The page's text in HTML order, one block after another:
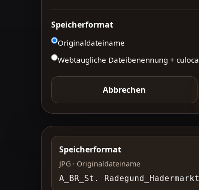
Speicherformat
Originaldateiname
Webtaugliche Dateibenennung +
Abbrechen
Speicherformat
JPG · Originaldateiname
A_BR_St.